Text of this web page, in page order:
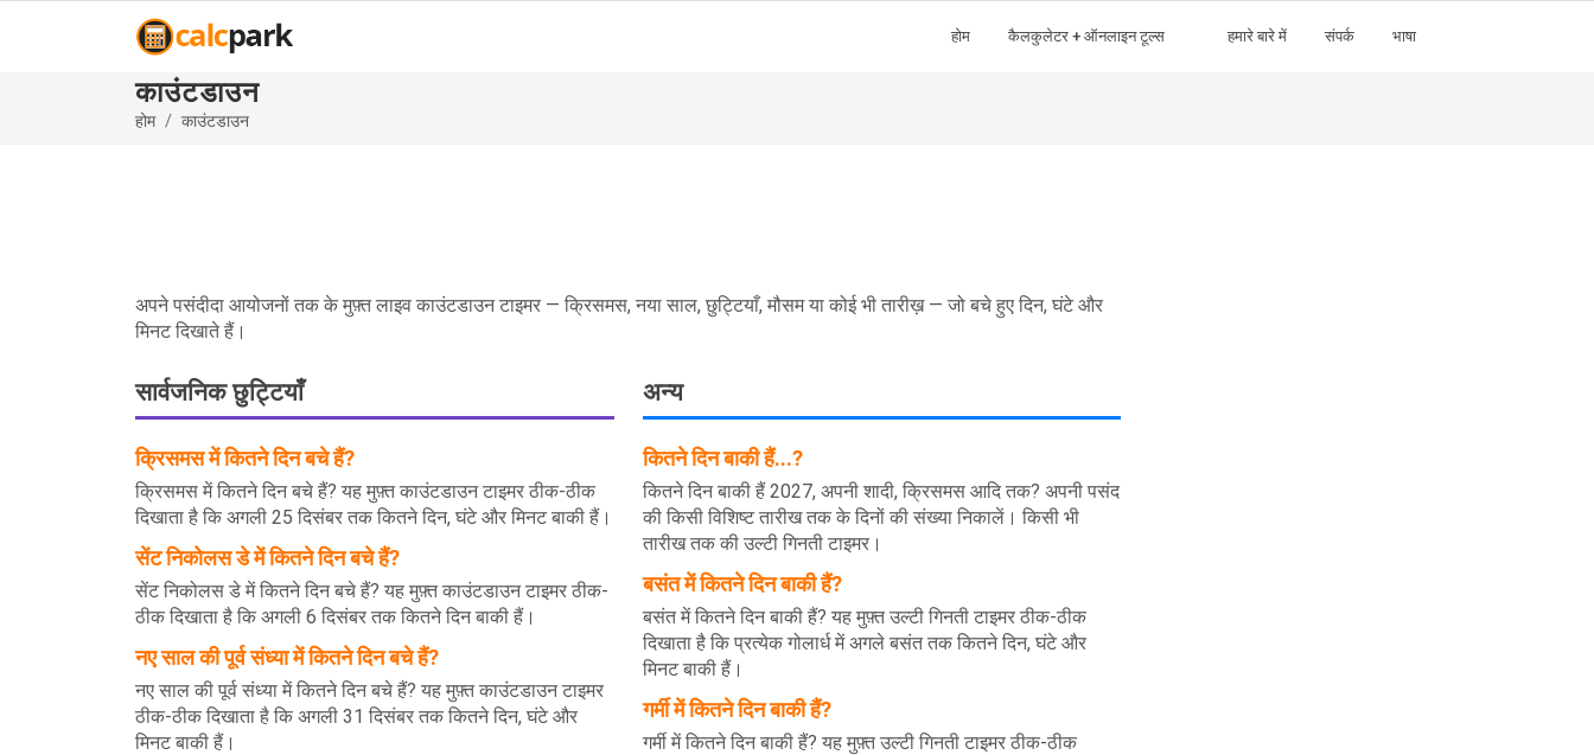
होम कैलकुलेटर + ऑनलाइन टूल्स हमारे बारे में संपर्क भाषा
काउंटडाउन
होम काउंटडाउन
अपने पसंदीदा आयोजनों तक के मुफ़्त लाइव काउंटडाउन टाइमर — क्रिसमस, नया साल, छुट्टियाँ, मौसम या कोई भी तारीख़ — जो बचे हुए दिन, घंटे और
मिनट दिखाते हैं।
सार्वजनिक छुट्टियाँ
क्रिसमस में कितने दिन बचे हैं?
क्रिसमस में कितने दिन बचे हैं? यह मुफ़्त काउंटडाउन टाइमर ठीक-ठीक
दिखाता है कि अगली 25 दिसंबर तक कितने दिन, घंटे और मिनट बाकी हैं।
सेंट निकोलस डे में कितने दिन बचे हैं?
सेंट निकोलस डे में कितने दिन बचे हैं? यह मुफ़्त काउंटडाउन टाइमर ठीक-
ठीक दिखाता है कि अगली 6 दिसंबर तक कितने दिन बाकी हैं।
नए साल की पूर्व संध्या में कितने दिन बचे हैं?
नए साल की पूर्व संध्या में कितने दिन बचे हैं? यह मुफ़्त काउंटडाउन टाइमर
ठीक-ठीक दिखाता है कि अगली 31 दिसंबर तक कितने दिन, घंटे और
मिनट बाकी हैं।
अन्य
कितने दिन बाकी हैं...?
कितने दिन बाकी हैं 2027, अपनी शादी, क्रिसमस आदि तक? अपनी पसंद
की किसी विशिष्ट तारीख तक के दिनों की संख्या निकालें। किसी भी
तारीख तक की उल्टी गिनती टाइमर।
बसंत में कितने दिन बाकी हैं?
बसंत में कितने दिन बाकी हैं? यह मुफ़्त उल्टी गिनती टाइमर ठीक-ठीक
दिखाता है कि प्रत्येक गोलार्ध में अगले बसंत तक कितने दिन, घंटे और
मिनट बाकी हैं।
गर्मी में कितने दिन बाकी हैं?
गर्मी में कितने दिन बाकी हैं? यह मुफ़्त उल्टी गिनती टाइमर ठीक-ठीक